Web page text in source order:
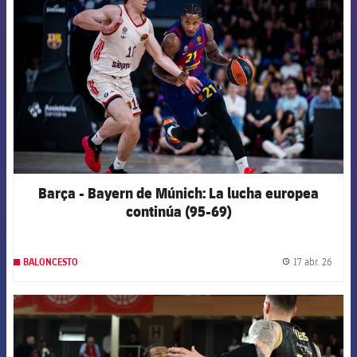
Barça - Bayern de Múnich: La lucha europea
continúa (95-69)
BALONCESTO 17 abr. 26
FCB Barcelona badge